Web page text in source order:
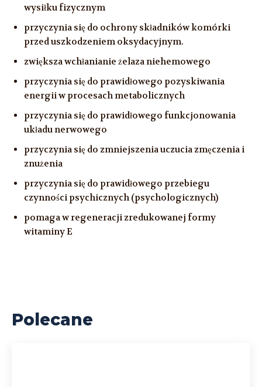
wysiłku fizycznym
przyczynia się do ochrony składników komórki
przed uszkodzeniem oksydacyjnym.
zwiększa wchłanianie żelaza niehemowego
przyczynia się do prawidłowego pozyskiwania
energii w procesach metabolicznych
przyczynia się do prawidłowego funkcjonowania
układu nerwowego
przyczynia się do zmniejszenia uczucia zmęczenia i
znużenia
przyczynia się do prawidłowego przebiegu
czynności psychicznych (psychologicznych)
pomaga w regeneracji zredukowanej formy
witaminy E
Polecane